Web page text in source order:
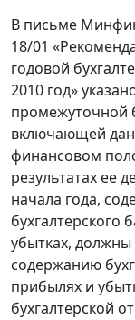
В письме
18/01
годовой
2010 год»
промежуточной
включающей
финансовом
результатах ее
начала года,
бухгалтерского
убытках,
содержанию
прибылях и
бухгалтерской